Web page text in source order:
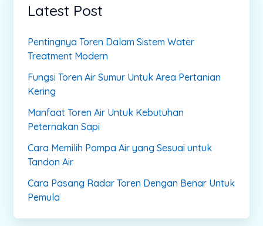
Latest Post
Pentingnya Toren Dalam Sistem Water
Treatment Modern
Fungsi Toren Air Sumur Untuk Area Pertanian
Kering
Manfaat Toren Air Untuk Kebutuhan
Peternakan Sapi
Cara Memilih Pompa Air yang Sesuai untuk
Tandon Air
Cara Pasang Radar Toren Dengan Benar Untuk
Pemula